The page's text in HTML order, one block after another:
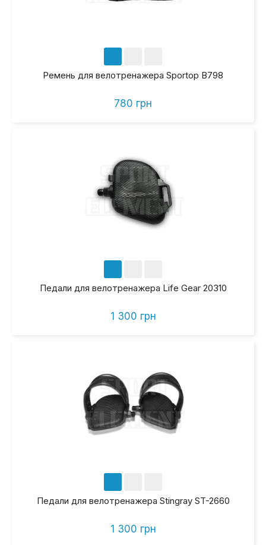
Ремень для велотренажера Sportop B798
780 грн
Педали для велотренажера Life Gear 20310
1 300 грн
Педали для велотренажера Stingray ST-2660
1 300 грн